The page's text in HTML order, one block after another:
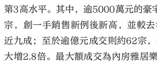
第3高水平。其中，逾5000萬元的豪
宗，創一手銷售新例後新高，並較
近九成；至於逾億元成交則約62宗
大增2.8倍。最大額成交為內房雅居